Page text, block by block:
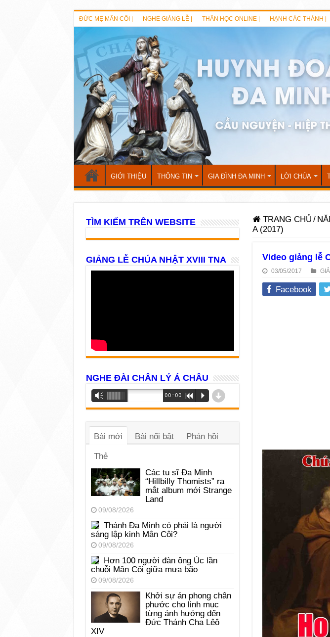
ĐỨC MẸ MÂN CÔI | NGHE GIẢNG LỄ | THẦN HỌC ONLINE | HẠNH CÁC THÁNH |
GIỚI THIỆU THÔNG TIN GIA ĐÌNH ĐA MINH LỜI CHÚA
TRANG CHỦ /
A (2017)
Video giảng lễ
03/05/2017
Facebook
TÌM KIẾM TRÊN WEBSITE
GIẢNG LỄ CHÚA NHẬT XVIII TNA
NGHE ĐÀI CHÂN LÝ Á CHÂU
Trình
phát
âm
Vm 00:00 R P d
Bài mới Bài nổi bật Phản hồi
Thẻ
Các tu sĩ Đa Minh
“Hillbilly Thomists” ra
mắt album mới Strange
Land
09/08/2026
Thánh Đa Minh có phải là người
sáng lập kinh Mân Côi?
09/08/2026
Hơn 100 người đàn ông Úc lần
chuỗi Mân Côi giữa mưa bão
09/08/2026
Khởi sự án phong chân
phước cho linh mục
từng ảnh hưởng đến
Đức Thánh Cha Lêô
XIV